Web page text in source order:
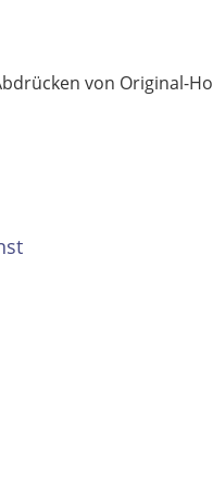
von Original-